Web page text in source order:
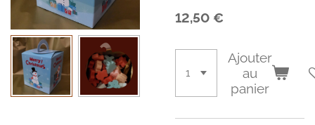
12,50 €
Ajouter
au
panier